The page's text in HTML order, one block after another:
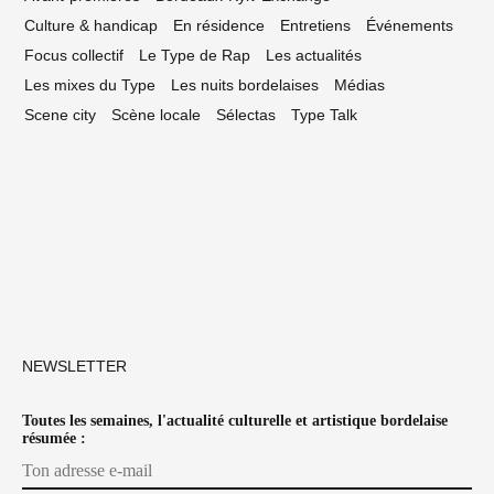
Culture & handicap
En résidence Entretiens
Événements
Focus collectif
Le Type de Rap
Les actualités
Les mixes du Type
Les nuits bordelaises
Médias
Scene city
Scène locale Sélectas Type Talk
NEWSLETTER
Toutes les semaines, l'actualité culturelle et artistique bordelaise
résumée :